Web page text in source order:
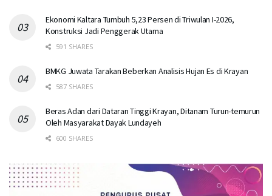
Ekonomi Kaltara Tumbuh 5,23 Persen di Triwulan I-2026,
Konstruksi Jadi Penggerak Utama
591 SHARES
BMKG Juwata Tarakan Beberkan Analisis Hujan Es di Krayan
587 SHARES
Beras Adan dari Dataran Tinggi Krayan, Ditanam Turun-temurun
Oleh Masyarakat Dayak Lundayeh
600 SHARES